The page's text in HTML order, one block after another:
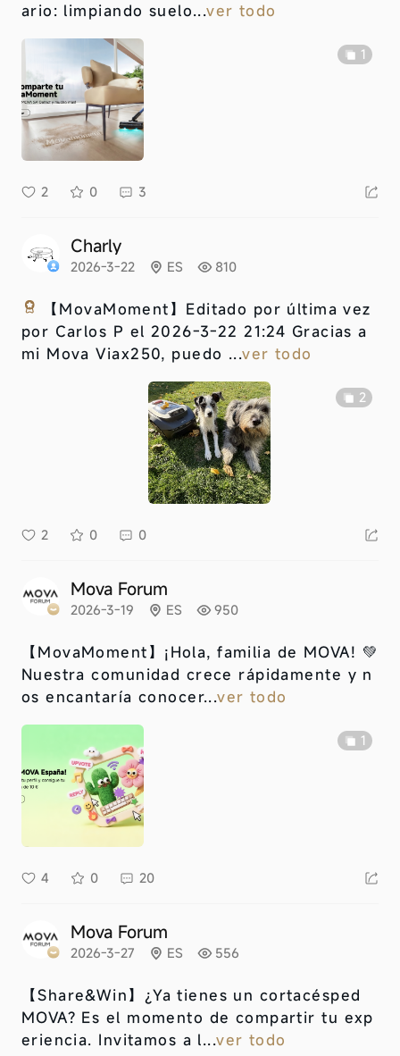
ario: limpiando suelo...ver todo
1
2 0 3
Charly
2026-3-22 ES 810
【MovaMoment】 Editado por última vez
por Carlos P el 2026-3-22 21:24 Gracias a
mi Mova Viax250, puedo ...ver todo
2
2 0 0
Mova Forum
2026-3-19 ES 950
【MovaMoment】 ¡Hola, familia de MOVA! 💚
Nuestra comunidad crece rápidamente y n
os encantaría conocer...ver todo
1
4 0 20
Mova Forum
2026-3-27 ES 556
【Share&Win】 ¿Ya tienes un cortacésped
MOVA? Es el momento de compartir tu exp
eriencia. Invitamos a l...ver todo